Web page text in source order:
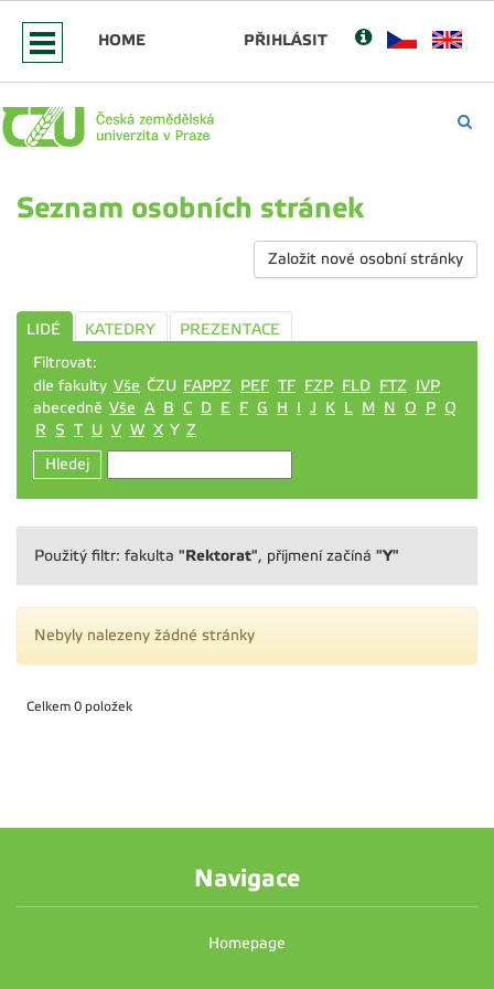
HOME PŘIHLÁSIT
Seznam osobních stránek
Založit nové osobní stránky
LIDÉ KATEDRY
PREZENTACE
Filtrovat:
dle fakulty Vše ČZU FAPPZ PEF TF FZP FLD FTZ IVP
abecedně Vše A B C D E F G H I J K L M N O P Q
R S T U V W X Y Z
Hledej
Použitý filtr: fakulta "Rektorat", příjmení začíná "Y"
Nebyly nalezeny žádné stránky
Celkem 0 položek
Navigace
Homepage